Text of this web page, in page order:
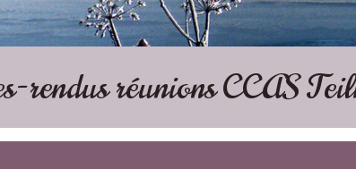
rendus réunions CCAS